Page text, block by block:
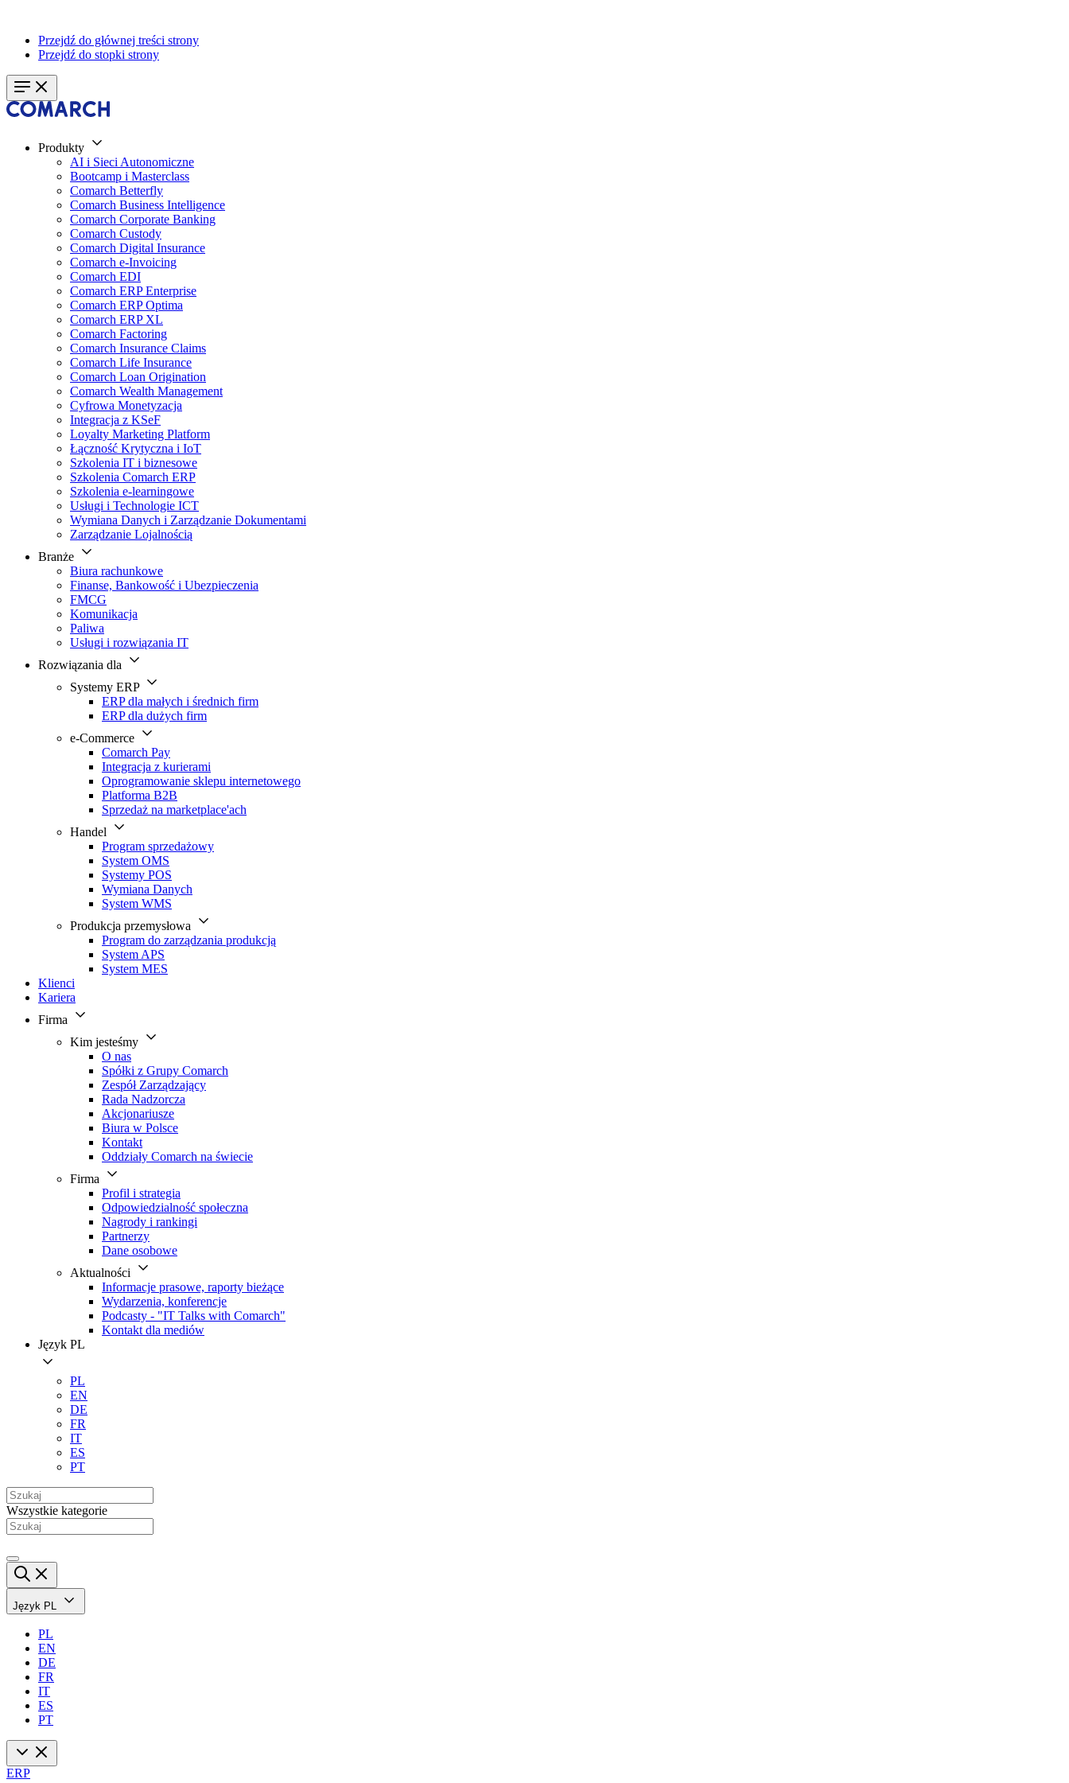
Przejdź do głównej treści strony
Przejdź do stopki strony
Produkty
AI i Sieci Autonomiczne
Bootcamp i Masterclass
Comarch Betterfly
Comarch Business Intelligence
Comarch Corporate Banking
Comarch Custody
Comarch Digital Insurance
Comarch e-Invoicing
Comarch EDI
Comarch ERP Enterprise
Comarch ERP Optima
Comarch ERP XL
Comarch Factoring
Comarch Insurance Claims
Comarch Life Insurance
Comarch Loan Origination
Comarch Wealth Management
Cyfrowa Monetyzacja
Integracja z KSeF
Loyalty Marketing Platform
Łączność Krytyczna i IoT
Szkolenia IT i biznesowe
Szkolenia Comarch ERP
Szkolenia e-learningowe
Usługi i Technologie ICT
Wymiana Danych i Zarządzanie Dokumentami
Zarządzanie Lojalnością
Branże
Biura rachunkowe
Finanse, Bankowość i Ubezpieczenia
FMCG
Komunikacja
Paliwa
Usługi i rozwiązania IT
Rozwiązania dla
Systemy ERP
ERP dla małych i średnich firm
ERP dla dużych firm
e-Commerce
Comarch Pay
Integracja z kurierami
Oprogramowanie sklepu internetowego
Platforma B2B
Sprzedaż na marketplace'ach
Handel
Program sprzedażowy
System OMS
Systemy POS
Wymiana Danych
System WMS
Produkcja przemysłowa
Program do zarządzania produkcją
System APS
System MES
Klienci
Kariera
Firma
Kim jesteśmy
O nas
Spółki z Grupy Comarch
Zespół Zarządzający
Rada Nadzorcza
Akcjonariusze
Biura w Polsce
Kontakt
Oddziały Comarch na świecie
Firma
Profil i strategia
Odpowiedzialność społeczna
Nagrody i rankingi
Partnerzy
Dane osobowe
Aktualności
Informacje prasowe, raporty bieżące
Wydarzenia, konferencje
Podcasty - "IT Talks with Comarch"
Kontakt dla mediów
Język PL
PL
EN
DE
FR
IT
ES
PT
Wszystkie kategorie
Język PL
PL
EN
DE
FR
IT
ES
PT
ERP